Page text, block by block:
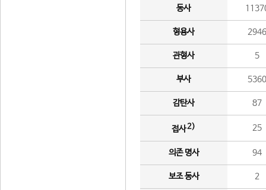
동사
형용사 2946
관형사 5
부사 5360
감탄사 87
접사2) 25
의존 명사 94
보조 동사 2